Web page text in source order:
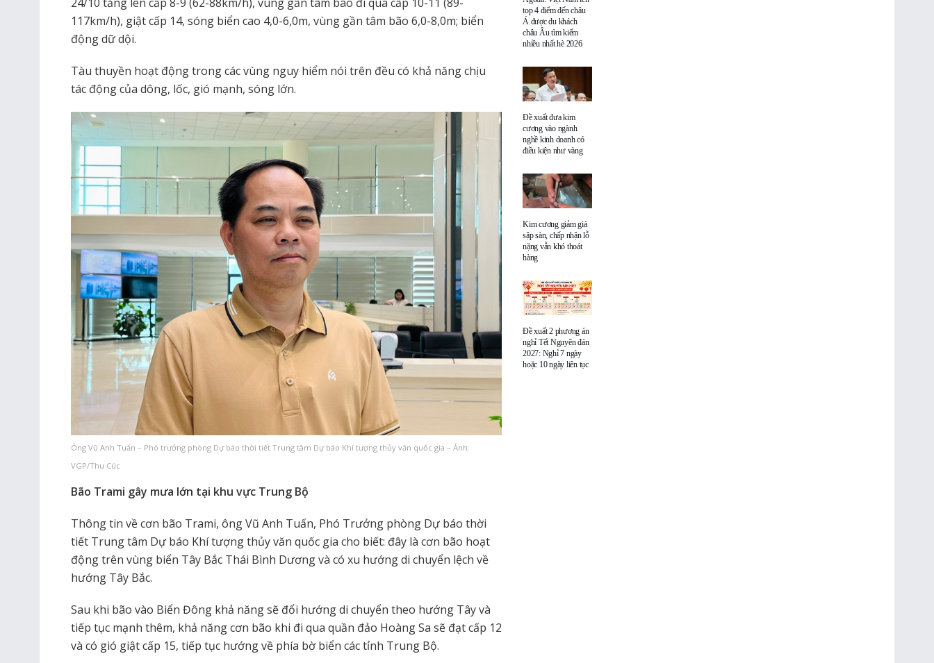
117km/h), giật cấp 14, sóng biển cao 4,0-6,0m, vùng gần tâm bão 6,0-8,0m; biển
động dữ dội.
Tàu thuyền hoạt động trong các vùng nguy hiểm nói trên đều có khả năng chịu
tác động của dông, lốc, gió mạnh, sóng lớn.
Ông Vũ Anh Tuấn – Phó trưởng phòng Dự báo thời tiết Trung tâm Dự báo Khí tượng thủy văn quốc gia – Ảnh:
VGP/Thu Cúc
Bão Trami gây mưa lớn tại khu vực Trung Bộ
Thông tin về cơn bão Trami, ông Vũ Anh Tuấn, Phó Trưởng phòng Dự báo thời
tiết Trung tâm Dự báo Khí tượng thủy văn quốc gia cho biết: đây là cơn bão hoạt
động trên vùng biển Tây Bắc Thái Bình Dương và có xu hướng di chuyển lệch về
hướng Tây Bắc.
Sau khi bão vào Biển Đông khả năng sẽ đổi hướng di chuyển theo hướng Tây và
tiếp tục mạnh thêm, khả năng cơn bão khi đi qua quần đảo Hoàng Sa sẽ đạt cấp 12
và có gió giật cấp 15, tiếp tục hướng về phía bờ biển các tỉnh Trung Bộ.
top 4 điểm đến châu
Á được du khách
châu Âu tìm kiếm
nhiều nhất hè 2026
Đề xuất đưa kim
cương vào ngành
nghề kinh doanh có
điều kiện như vàng
Kim cương giảm giá
sập sàn, chấp nhận lỗ
nặng vẫn khó thoát
hàng
Đề xuất 2 phương án
nghỉ Tết Nguyên đán
2027: Nghỉ 7 ngày
hoặc 10 ngày liên tục